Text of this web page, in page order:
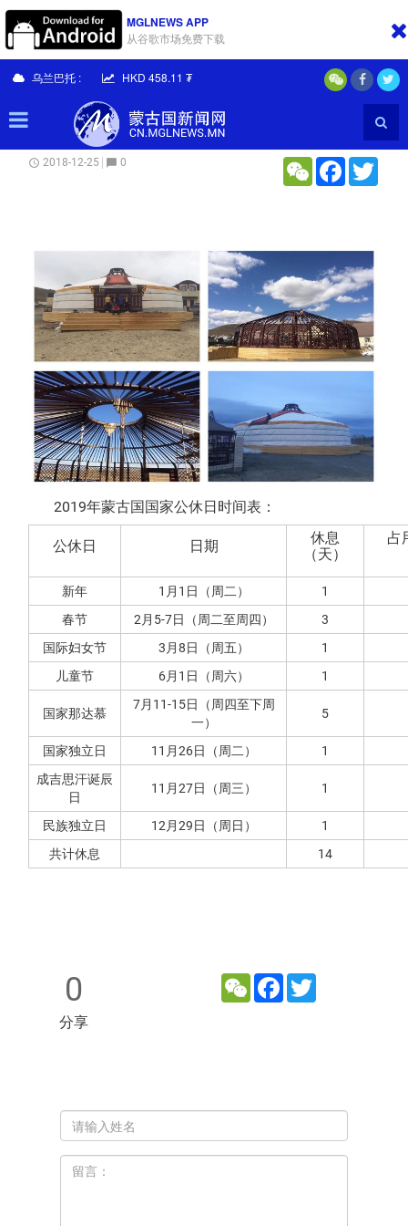
MGLNEWS APP
从谷歌市场免费下载
乌兰巴托 : HKD 458.11 ₮
首页 社会
2019年蒙古国国家公休日
schedule 2018-12-25 chat_bubble 0 WeChatFacebook
2019年蒙古国国家公休日时间表：
公休日 日期
休息
（天）
占
新年 1月1日（周二）
1
春节
2月5-7日（周二至周四）
3
国际妇女节
3月8日（周五）
1
儿童节
6月1日（周六） 1
国家那达慕
7月11-15日（周四至下周
一）
5
国家独立日 11月26日（周二）
1
成吉思汗诞辰
日
11月27日（周三） 1
民族独立日 12月29日（周日）
1
共计休息
14
0
分享
WeChatFacebook